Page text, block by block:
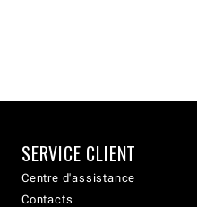
SERVICE CLIENT
Centre d'assistance
Contacts